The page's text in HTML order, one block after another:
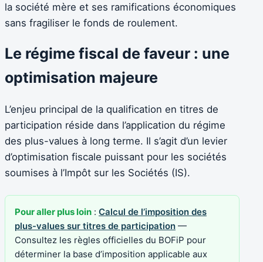
la société mère et ses ramifications économiques
sans fragiliser le fonds de roulement.
Le régime fiscal de faveur : une
optimisation majeure
L’enjeu principal de la qualification en titres de
participation réside dans l’application du régime
des plus-values à long terme. Il s’agit d’un levier
d’optimisation fiscale puissant pour les sociétés
soumises à l’Impôt sur les Sociétés (IS).
Pour aller plus loin : Calcul de l’imposition des
plus-values sur titres de participation —
Consultez les règles officielles du BOFiP pour
déterminer la base d’imposition applicable aux